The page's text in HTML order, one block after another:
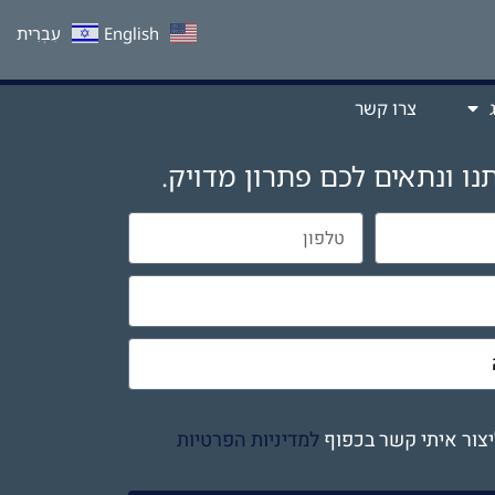
צרו קשר
ונתאים לכם פתרון מדויק.
איתי קשר בכפוףלמדיניות הפרטיות
English עִבְרִית